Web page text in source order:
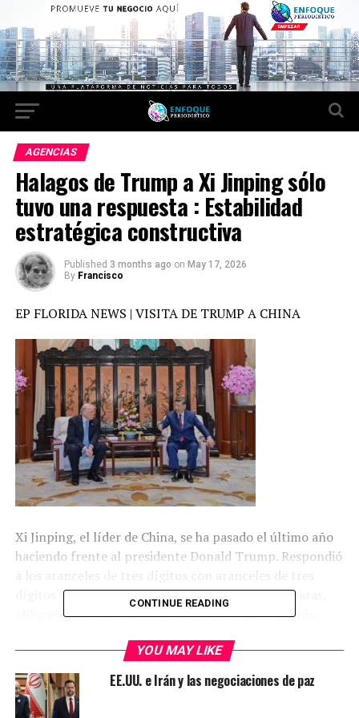
AGENCIAS
Halagos de Trump a Xi Jinping sólo
tuvo una respuesta : Estabilidad
estratégica constructiva
Published 3 months ago on May 17, 2026
By Francisco
EP FLORIDA NEWS | VISITA DE TRUMP A CHINA
Xi Jinping, el líder de China, se ha pasado el último año
haciendo frente al presidente Donald Trump. Respondió
dígitos y restringió las exportaciones de tierras raras,
obligando al gobierno de Trump a dar marcha atrás.
economía mundial.
Sin embargo, tras haber dejado clara su posición y haber
establecido a China como par de Estados Unidos, Xi
CONTINUE READING
YOU MAY LIKE
EE.UU. e Irán y las negociaciones de paz